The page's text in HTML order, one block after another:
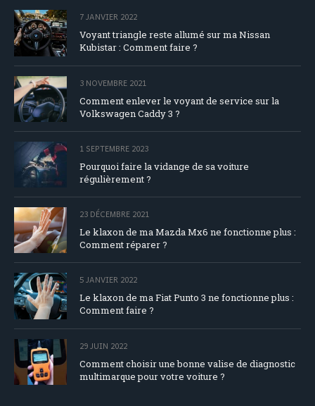
7 JANVIER 2022
Voyant triangle reste allumé sur ma Nissan
Kubistar : Comment faire ?
3 NOVEMBRE 2021
Comment enlever le voyant de service sur la
Volkswagen Caddy 3 ?
1 SEPTEMBRE 2023
Pourquoi faire la vidange de sa voiture
régulièrement ?
23 DÉCEMBRE 2021
Le klaxon de ma Mazda Mx6 ne fonctionne plus :
Comment réparer ?
5 JANVIER 2022
Le klaxon de ma Fiat Punto 3 ne fonctionne plus :
Comment faire ?
29 JUIN 2022
Comment choisir une bonne valise de diagnostic
multimarque pour votre voiture ?